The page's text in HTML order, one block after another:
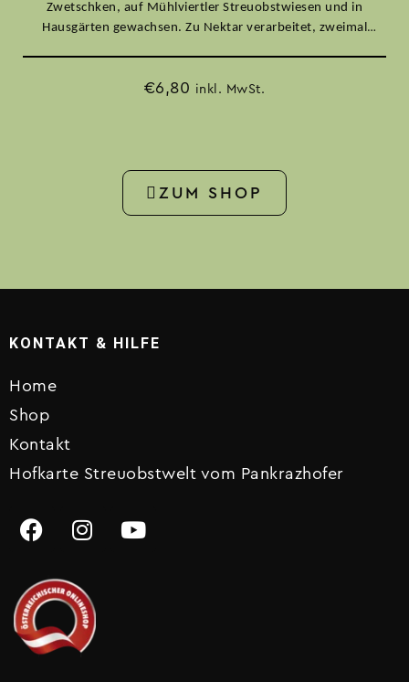
Zwetschken, auf Mühlviertler Streuobstwiesen und in
Hausgärten gewachsen. Zu Nektar verarbeitet, zweimal
€6,80 inkl. MwSt.
ZUM SHOP
KONTAKT & HILFE
Home
Shop
Kontakt
Hofkarte Streuobstwelt vom Pankrazhofer